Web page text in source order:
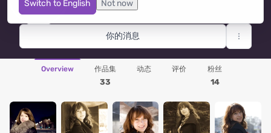
Switch to English Not now
你的消息
Overview 作品集
33
动态 评价 粉丝
14